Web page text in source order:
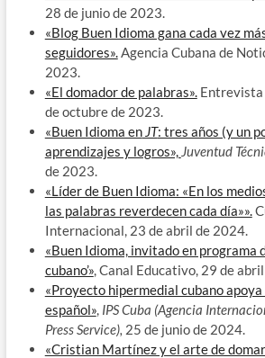
28 de junio de 2023.
«Blog Buen Idioma gana cada vez
seguidores».Agencia Cubana de
2023.
«El domador de palabras».Entrevista
de octubre de 2023.
«Buen Idioma enJT: tres años (y un
aprendizajes y logros», Juventud
de 2023.
«Líder de Buen Idioma: «En los
las palabras reverdecen cada día»».
Internacional, 23 de abril de 2024.
«Buen Idioma, invitado en programa
cubano’», Canal Educativo, 29 de
«Proyecto hipermedial cubano
español», IPS Cuba (Agencia
Press Service), 25 de junio de 2024.
«Cristian Martínez y el arte de